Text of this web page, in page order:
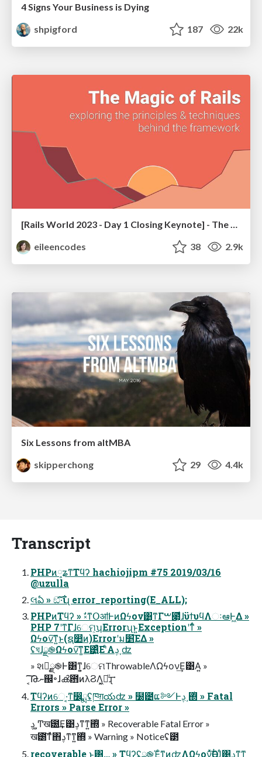
4 Signs Your Business is Dying
shpigford
187 22k
[Rails World 2023 - Day 1 Closing Keynote] - The Magic of Rails
eileencodes
38 2.9k
Six Lessons from altMBA
skipperchong
29 4.4k
Transcript
PHPͷ༷ʑͳΤϥʔ hachiojipm #75 2019/03/16
@uzulla
લఏ » ඞͣ͠·͠ΐ͏ɻ error_reporting(E_ALL);
PHPͷΤϥʔ » ࣗ༝ͳՕॴͰͷΩϟον͸͔ͳΓࠔ೉͕ͩɺϋϯυϥΛઃఆͰ͖Δ »
PHP 7ʹͳΓɺେମ͕ʮErrorʯͱ͍͏Exceptionʹͳͬͨ »
Ωϟον͠ͳ͍ͱ(ຊ෺ͷ)Errorʹม׵͞ΕΔ »
ʢঘɺྫ֎Ωϟον͠ͳ͚Ε͹͍ͣΕʹͤΑࢮ͵ʣ
» શ෦͕ྫ֎Ͱ͸ͳ͍͕ɺେମThrowableΛΩϟον͢Ε͹Α͍ »
͔͠͠Թނ஌৽ɺൿ఻ͷλϨΛ͔͖ճͧ͢ɻ
Τϥʔͷେ·͔ͳ෼ྨʢཁग़యʣ » ໰౴ແ༻Ͱࢮ͵΍ͭ » Fatal
Errors » Parse Error »
ࢮ͵͚Ͳख౰͢Ε͹ࢮͳͳ͍΍ͭ » Recoverable Fatal Error »
ख౰͠ͳͯ͘΋ࢮͳͳ͍΍ͭ » Warning » Noticeʢ౳
recoverable ͱ͸… » Τϥʔʢྫ֎Έ͍ͨͳͷʣΛΩϟονͯ͠ѲΓͭͿͤ͹ࢮͳͳ͍